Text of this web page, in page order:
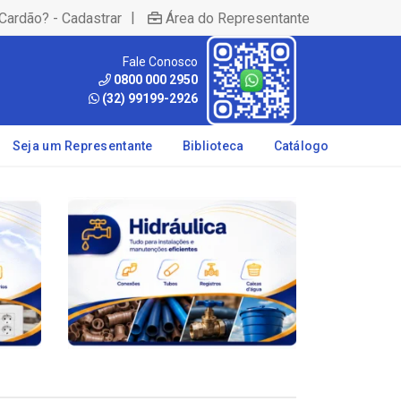
- Cadastrar | Área do Representante
Fale Conosco
0800 000 2950
(32) 99199-2926
Seja um Representante Biblioteca Catálogo